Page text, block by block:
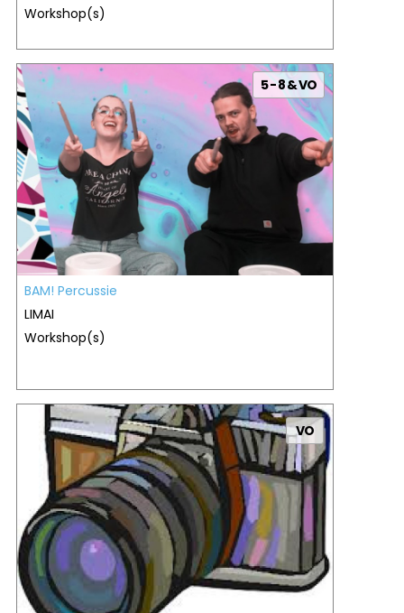
Workshop(s)
5 - 8 & VO
BAM! Percussie
LIMAI
Workshop(s)
VO